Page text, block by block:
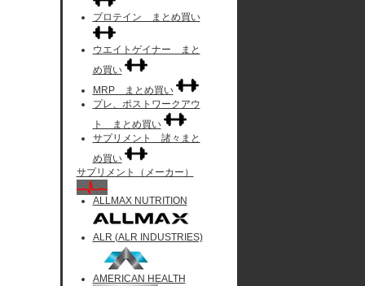
プロテイン まとめ買い
ウエイトゲイナー まと
め買い
MRP まとめ買い
プレ、ポストワークアウ
ト まとめ買い
サプリメント 諸々まと
め買い
サプリメント（メーカー）
ALLMAX NUTRITION
ALR (ALR INDUSTRIES)
AMERICAN HEALTH